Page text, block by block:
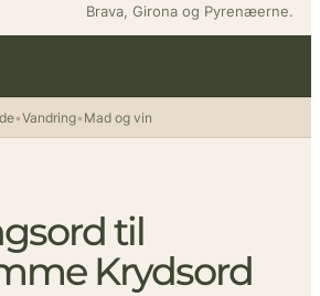
Brava, Girona og Pyrenæerne.
•Vandring• Mad og vin
til
Krydsord